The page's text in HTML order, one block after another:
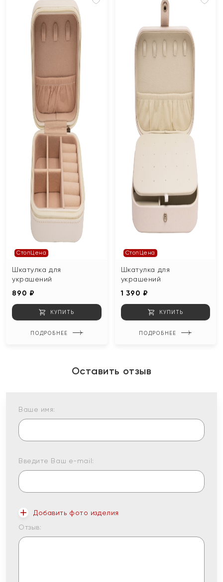
СтопЦена
Шкатулка для
украшений
890 ₽
КУПИТЬ
ПОДРОБНЕЕ
СтопЦена
Шкатулка для
украшений
1 390 ₽
КУПИТЬ
ПОДРОБНЕЕ
Оставить отзыв
Ваше имя:
Введите Ваш e-mail:
Добавить фото изделия
Отзыв: